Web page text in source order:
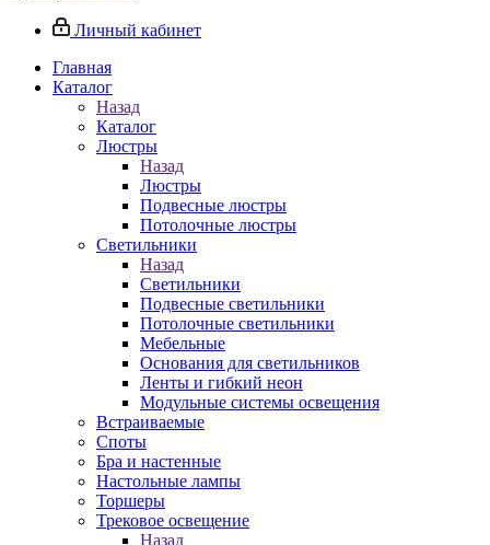
Личный кабинет
Главная
Каталог
Назад
Каталог
Люстры
Назад
Люстры
Подвесные люстры
Потолочные люстры
Светильники
Назад
Светильники
Подвесные светильники
Потолочные светильники
Мебельные
Основания для светильников
Ленты и гибкий неон
Модульные системы освещения
Встраиваемые
Споты
Бра и настенные
Настольные лампы
Торшеры
Трековое освещение
Назад